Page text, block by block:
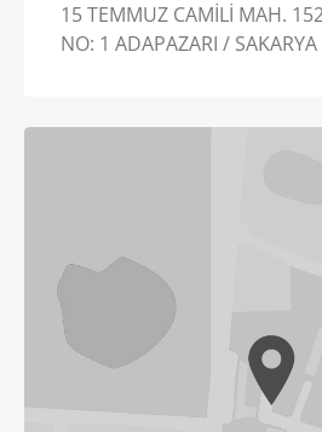
15 TEMMUZ CAMİLİ MAH.
NO: 1 ADAPAZARI / SAKARYA